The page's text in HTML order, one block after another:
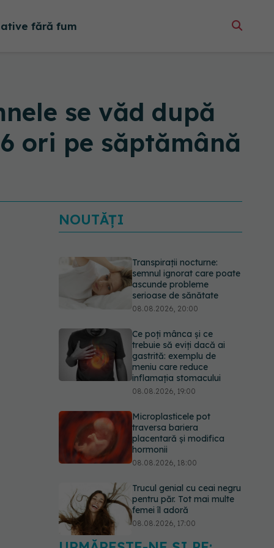
fără fum
se văd după
ori pe săptămână
NOUTĂȚI
Transpirații nocturne:
semnul ignorat care poate
ascunde probleme
serioase de sănătate
08.08.2026, 20:00
Ce poți mânca și ce
trebuie să eviți dacă ai
gastrită: exemplu de
meniu care reduce
inflamația stomacului
08.08.2026, 19:00
Microplasticele pot
traversa bariera
placentară și modifica
hormonii
08.08.2026, 18:00
Trucul genial cu ceai negru
pentru păr. Tot mai multe
femei îl adoră
08.08.2026, 17:00